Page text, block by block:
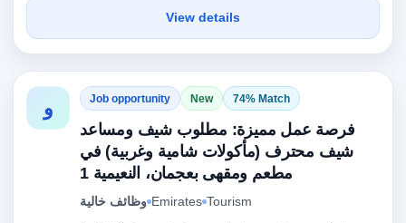
View details
و Job opportunity New 74% Match
فرصة عمل مميزة: مطلوب شيف ومساعد
شيف محترف (مأكولات شامية وغربية) في
مطعم ومقهى بعجمان، النعيمية 1
وظائف خالية Emirates Tourism